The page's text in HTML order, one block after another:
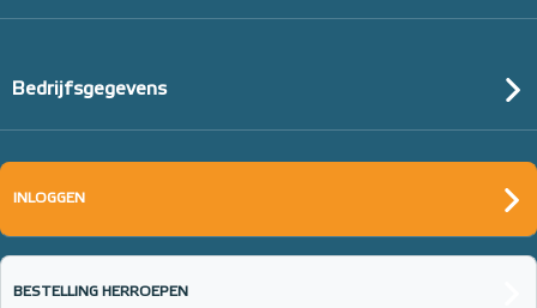
Bedrijfsgegevens
INLOGGEN
BESTELLING HERROEPEN